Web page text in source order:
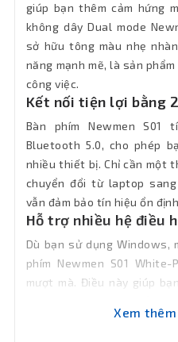
Kích
thước
397mm x
Khối
lượng
Bảo hành 12 tháng
giúp bạn thêm cảm hứng
không dây Dual mode
sở hữu tông màu nhẹ
năng mạnh mẽ, là sản
công việc.
Kết nối tiện lợi bằng
Bàn phím Newmen S01
Bluetooth 5.0, cho phép
nhiều thiết bị. Chỉ cần một
chuyển đổi từ laptop
vẫn đảm bảo tín hiệu ổn
Hỗ trợ nhiều hệ điều
Dù bạn sử dụng Windows,
phím Newmen S01
mượt mà. Điều này giúp
lắng về tính tương thích.
Xem